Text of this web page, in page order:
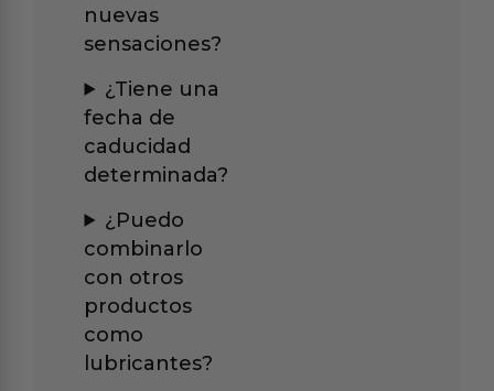
nuevas
sensaciones?
¿Tiene una
fecha de
caducidad
determinada?
¿Puedo
combinarlo
con otros
productos
como
lubricantes?